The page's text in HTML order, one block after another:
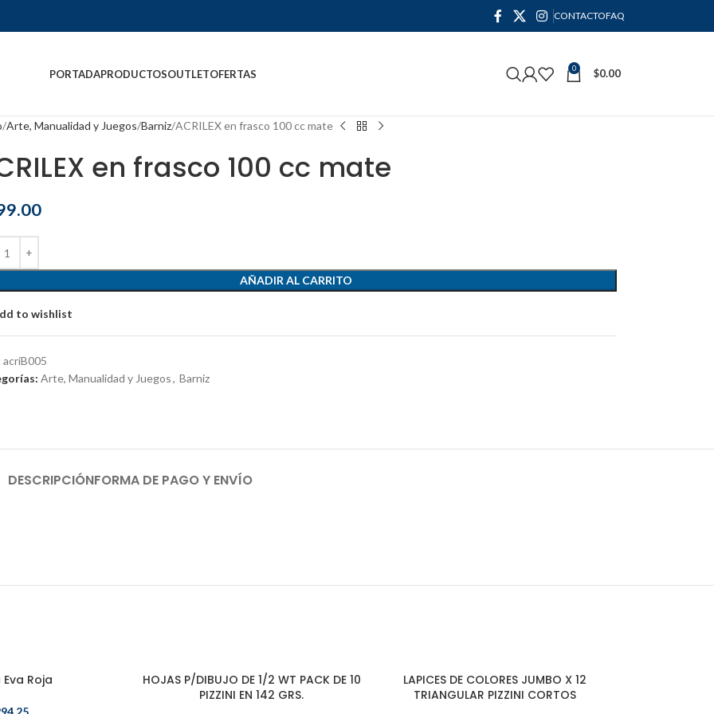
CONTACTOFAQ
PORTADAPRODUCTOSOUTLETOFERTAS 0 $0.00
Arte, Manualidad y Juegos Barniz ACRILEX en frasco 100 cc mate
en frasco 100 cc mate
AÑADIR AL CARRITO
to wishlist
acriB005
Arte, Manualidad y Juegos, Barniz
DESCRIPCIÓNFORMA DE PAGO Y ENVÍO
Roja
HOJAS P/DIBUJO DE 1/2 WT PACK DE 10
PIZZINI EN 142 GRS.
LAPICES DE COLORES JUMBO X 12
TRIANGULAR PIZZINI CORTOS